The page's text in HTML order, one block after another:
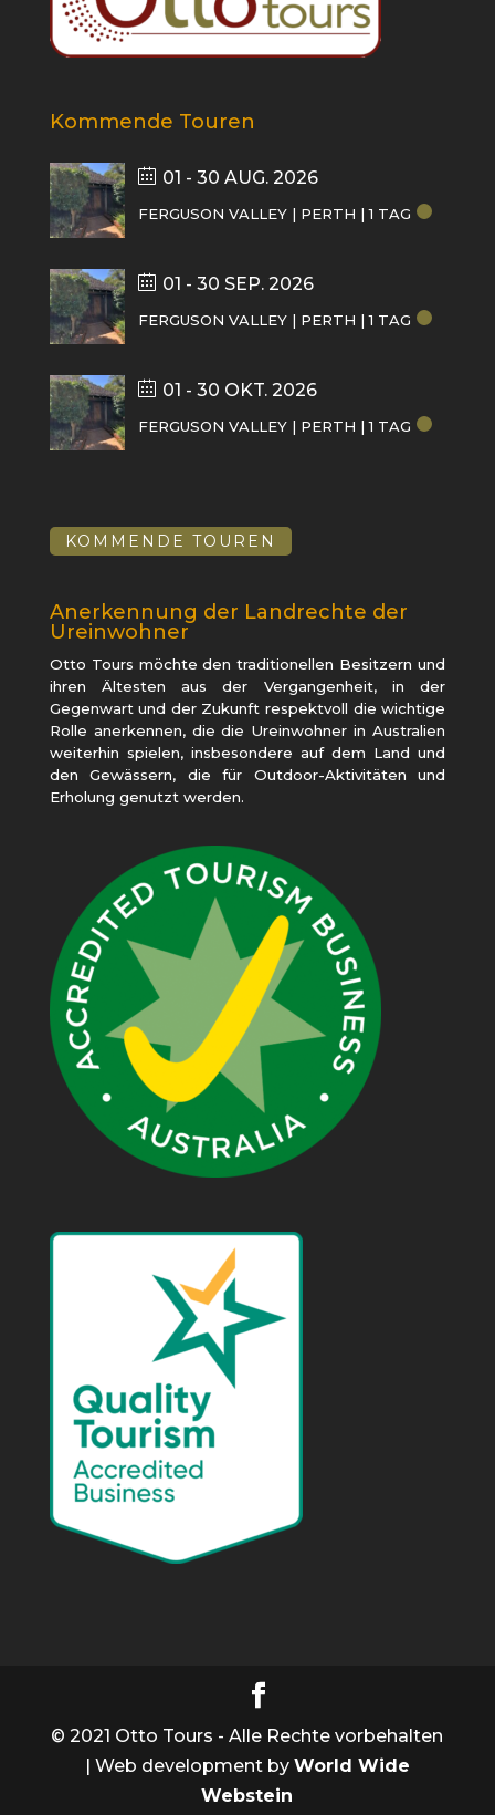
Kommende Touren
01 - 30 AUG. 2026
FERGUSON VALLEY | PERTH | 1 TAG
01 - 30 SEP. 2026
FERGUSON VALLEY | PERTH | 1 TAG
01 - 30 OKT. 2026
FERGUSON VALLEY | PERTH | 1 TAG
KOMMENDE TOUREN
Anerkennung der Landrechte der
Ureinwohner
Otto Tours möchte den traditionellen Besitzern und
ihren Ältesten aus der Vergangenheit, in der
Gegenwart und der Zukunft respektvoll die wichtige
Rolle anerkennen, die die Ureinwohner in Australien
weiterhin spielen, insbesondere auf dem Land und
den Gewässern, die für Outdoor-Aktivitäten und
Erholung genutzt werden.
© 2021 Otto Tours - Alle Rechte vorbehalten
| Web development by World Wide
Webstein